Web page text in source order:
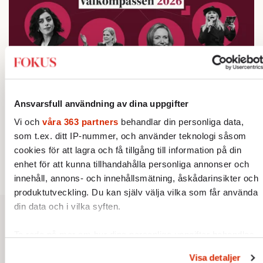
Ansvarsfull användning av dina uppgifter
Vi och våra 363 partners behandlar din personliga data,
som t.ex. ditt IP-nummer, och använder teknologi såsom
cookies för att lagra och få tillgång till information på din
enhet för att kunna tillhandahålla personliga annonser och
innehåll, annons- och innehållsmätning, åskådarinsikter och
produktutveckling. Du kan själv välja vilka som får använda
din data och i vilka syften.
Visa detaljer
Testa här!